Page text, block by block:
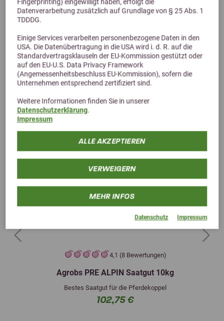
Fingerprinting) eingewilligt haben, erfolgt die
Datenverarbeitung zusätzlich auf Grundlage von § 25 Abs. 1
TDDDG.
Einige Services verarbeiten personenbezogene Daten in den
USA. Die Datenübertragung in die USA wird i. d. R. auf die
Standardvertragsklauseln der EU-Kommission gestützt oder
auf den EU-U.S. Data Privacy Framework
(Angemessenheitsbeschluss EU-Kommission), sofern die
Unternehmen entsprechend zertifiziert sind.
Weitere Informationen finden Sie in unserer
Datenschutzerklärung.
Impressum
ALLE AKZEPTIEREN
VERWEIGERN
MEHR INFOS
Datenschutz Impressum
Alternative Produkte
4,1 (8 Bewertungen)
Agrobs PRE ALPIN Saatgut 10kg
Bestes Saatgut für die Pferdekoppel
102,75 €
Previous Next